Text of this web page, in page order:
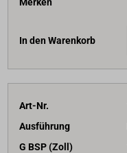
In den Warenkorb
Art-Nr.
Ausführung
G BSP (Zoll)